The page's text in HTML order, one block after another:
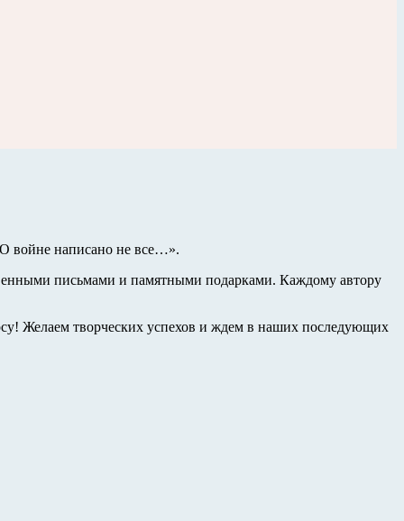
войне написано не все…».
письмами и памятными подарками. Каждому автору
Желаем творческих успехов и ждем в наших последующих